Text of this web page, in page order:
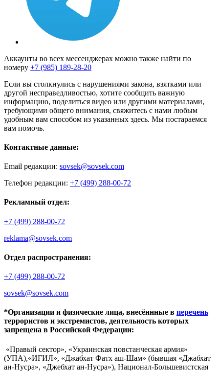
Аккаунты во всех мессенджерах можно также найти по
номеру +7 (985) 189-28-20
Если вы столкнулись с нарушениями закона, взятками или
другой несправедливостью, хотите сообщить важную
информацию, поделиться видео или другими материалами,
требующими общего внимания, свяжитесь с нами любым
удобным вам способом из указанных здесь. Мы постараемся
вам помочь.
Контактные данные:
Email редакции: sovsek@sovsek.com
Телефон редакции: +7 (499) 288-00-72
Рекламный отдел:
+7 (499) 288-00-72
reklama@sovsek.com
Отдел распространения:
+7 (499) 288-00-72
sovsek@sovsek.com
*Организации и физические лица, внесённные в перечень
террористов и экстремистов, деятельность которых
запрещена в Российской Федерации:
«Правый сектор», «Украинская повстанческая армия»
(УПА),«ИГИЛ», «Джабхат Фатх аш-Шам» (бывшая «Джабхат
ан-Нусра», «Джебхат ан-Нусра»), Национал-Большевистская